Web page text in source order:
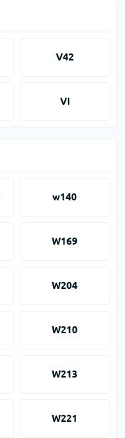
V42
VI
w140
W169
W204
W210
W213
W221